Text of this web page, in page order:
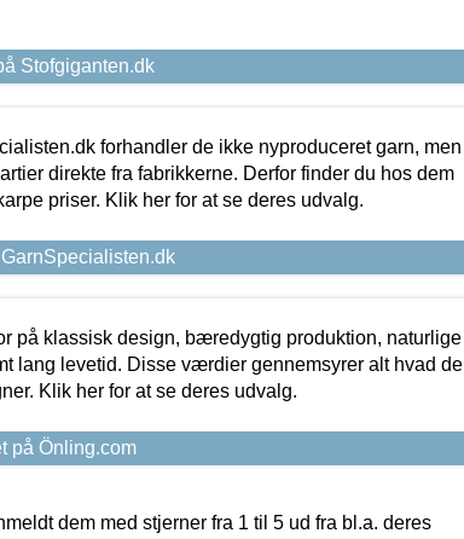
Stofgiganten.dk
forhandler de ikke nyproduceret garn, men
direkte fra fabrikkerne. Derfor finder du hos dem
priser. Klik her for at se deres udvalg.
på klassisk design, bæredygtig produktion, naturlige
lang levetid. Disse værdier gennemsyrer alt hvad de
Klik her for at se deres udvalg.
på Önling.com
dem med stjerner fra 1 til 5 ud fra bl.a. deres